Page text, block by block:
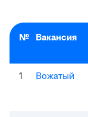
№ Вакансия
1 Вожатый